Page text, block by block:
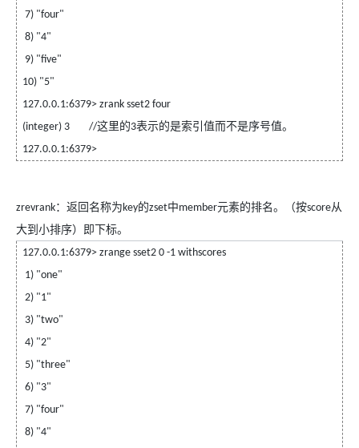
7) "four"
8) "4"
9) "five"
10) "5"
127.0.0.1:6379> zrank sset2 four
(integer) 3
//这里的3表示的是索引值而不是序号值。
127.0.0.1:6379>
zrevrank：返回名称为key的zset中member元素的排名。（按score从
大到小排序）即下标。
127.0.0.1:6379> zrange sset2 0 -1 withscores
1) "one"
2) "1"
3) "two"
4) "2"
5) "three"
6) "3"
7) "four"
8) "4"